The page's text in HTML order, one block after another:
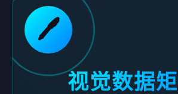
🖊️
视觉数据